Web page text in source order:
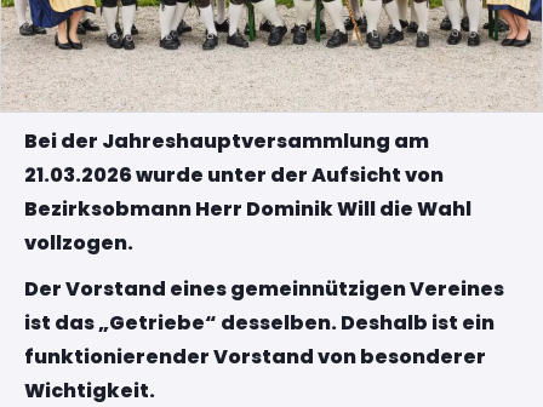
Bei der Jahreshauptversammlung am
21.03.2026 wurde unter der Aufsicht von
Bezirksobmann Herr Dominik Will die Wahl
vollzogen.
Der Vorstand eines gemeinnützigen Vereines
ist das „Getriebe“ desselben. Deshalb ist ein
funktionierender Vorstand von besonderer
Wichtigkeit.